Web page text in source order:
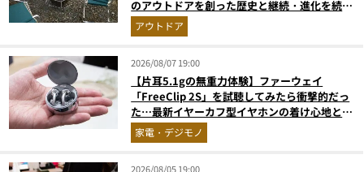
のアウトドアを創った歴史と継続・進化を続け
る定番神ギア11選
アウトドア
2026/08/07 19:00
【片耳5.1gの無重力体験】ファーウェイ
「FreeClip 2S」を試聴してみたら衝撃的だっ
た…最新イヤーカフ型イヤホンの着け心地とAI
技術に感動
家電・デジモノ
2026/08/05 19:00